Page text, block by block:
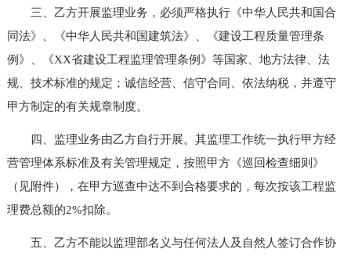
三、乙方开展监理业务，必须严格执行《中华人民共和国合
同法》、《中华人民共和国建筑法》、《建设工程质量管理条
例》、《XX省建设工程监理管理条例》等国家、地方法律、法
规、技术标准的规定；诚信经营、信守合同、依法纳税，并遵守
甲方制定的有关规章制度。
四、监理业务由乙方自行开展。其监理工作统一执行甲方经
营管理体系标准及有关管理规定，按照甲方《巡回检查细则》
（见附件），在甲方巡查中达不到合格要求的，每次按该工程监
理费总额的2%扣除。
五、乙方不能以监理部名义与任何法人及自然人签订合作协